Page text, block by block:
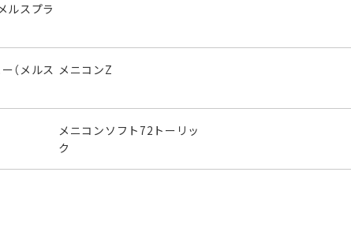
ルスプラ
（メルス メニコンZ
メニコンソフト72トーリッ
ク